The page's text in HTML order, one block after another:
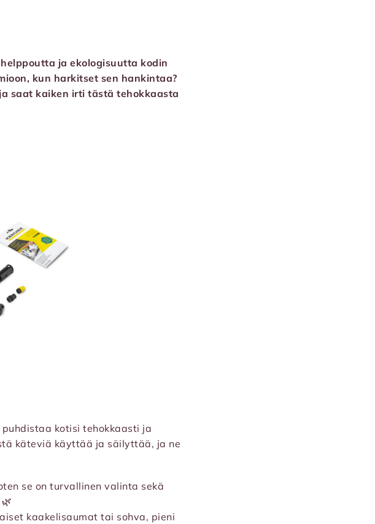
ja ekologisuutta kodin
kun harkitset sen hankintaa?
saat kaiken irti tästä tehokkaasta
kotisi tehokkaasti ja
käteviä käyttää ja säilyttää, ja ne
se on turvallinen valinta sekä
kaakelisaumat tai sohva, pieni